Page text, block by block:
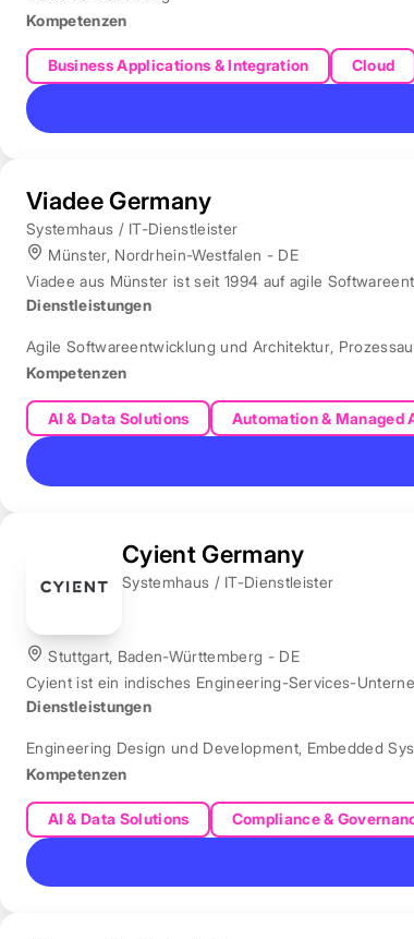
Kompetenzen
Business Applications & Integration Cloud
Viadee Germany
Systemhaus / IT-Dienstleister
Münster, Nordrhein-Westfalen - DE
Viadee aus Münster ist seit 1994 auf agile
Dienstleistungen
Agile Softwareentwicklung und Architektur,
Kompetenzen
AI & Data Solutions Automation & Managed
Cyient Germany
Systemhaus / IT-Dienstleister
Stuttgart, Baden-Württemberg - DE
Cyient ist ein indisches Engineering-Services-
Dienstleistungen
Engineering Design und Development, Embedded
Kompetenzen
AI & Data Solutions Compliance &